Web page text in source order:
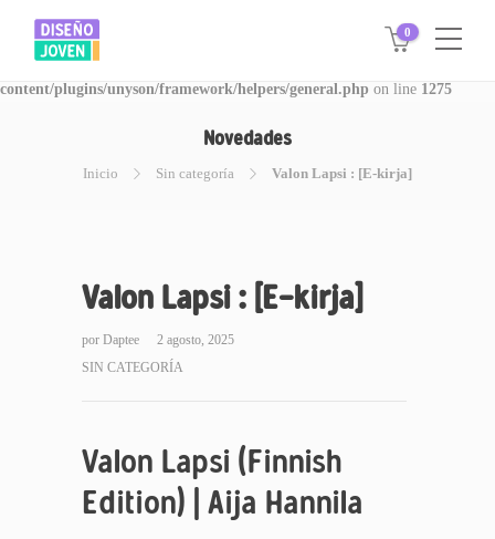
Warning: Invalid argument supplied for foreach() in
/www/disegnojoven.com.ar/htdocs/wp-
content/plugins/unyson/framework/helpers/general.php on line 1275
0
Novedades
Inicio Sin categoría Valon Lapsi : [E-kirja]
Valon Lapsi : [E-kirja]
por Daptee
2 agosto, 2025
SIN CATEGORÍA
Valon Lapsi (Finnish
Edition) | Aija Hannila